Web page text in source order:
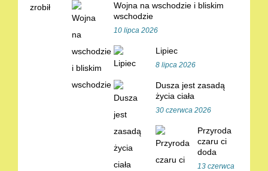
Wojna na wschodzie i bliskim
wschodzie
10 lipca 2026
Lipiec
8 lipca 2026
Dusza jest zasadą
życia ciała
30 czerwca 2026
Przyroda
czaru ci
doda
13 czerwca